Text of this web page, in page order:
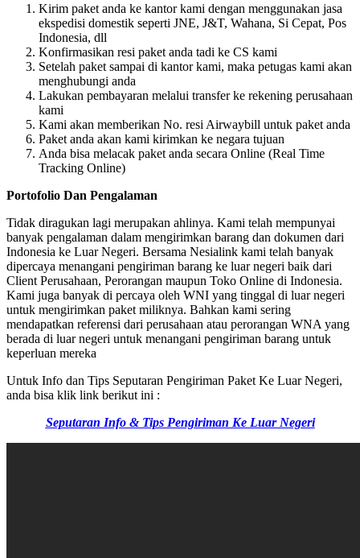
Kirim paket anda ke kantor kami dengan menggunakan jasa
ekspedisi domestik seperti JNE, J&T, Wahana, Si Cepat, Pos
Indonesia, dll
Konfirmasikan resi paket anda tadi ke CS kami
Setelah paket sampai di kantor kami, maka petugas kami akan
menghubungi anda
Lakukan pembayaran melalui transfer ke rekening perusahaan
kami
Kami akan memberikan No. resi Airwaybill untuk paket anda
Paket anda akan kami kirimkan ke negara tujuan
Anda bisa melacak paket anda secara Online (Real Time
Tracking Online)
Portofolio Dan Pengalaman
Tidak diragukan lagi merupakan ahlinya. Kami telah mempunyai
banyak pengalaman dalam mengirimkan barang dan dokumen dari
Indonesia ke Luar Negeri. Bersama Nesialink kami telah banyak
dipercaya menangani pengiriman barang ke luar negeri baik dari
Client Perusahaan, Perorangan maupun Toko Online di Indonesia.
Kami juga banyak di percaya oleh WNI yang tinggal di luar negeri
untuk mengirimkan paket miliknya. Bahkan kami sering
mendapatkan referensi dari perusahaan atau perorangan WNA yang
berada di luar negeri untuk menangani pengiriman barang untuk
keperluan mereka
Untuk Info dan Tips Seputaran Pengiriman Paket Ke Luar Negeri,
anda bisa klik link berikut ini :
Seputaran Info & Tips Pengiriman Ke Luar Negeri